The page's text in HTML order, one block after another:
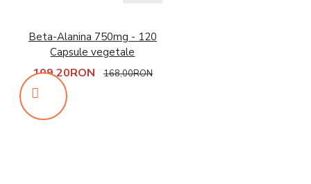
Beta-Alanina 750mg - 120
Capsule vegetale
109,20RON 168,00RON